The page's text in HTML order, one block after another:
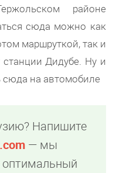
районе
сюда можно как
маршруткой, так и
Дидубе. Ну и
на автомобиле
Напишите
— мы
оптимальный